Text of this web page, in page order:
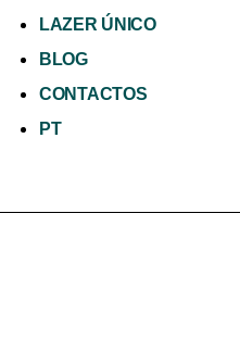
LAZER ÚNICO
BLOG
CONTACTOS
PT